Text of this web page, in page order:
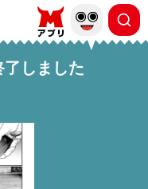
しました